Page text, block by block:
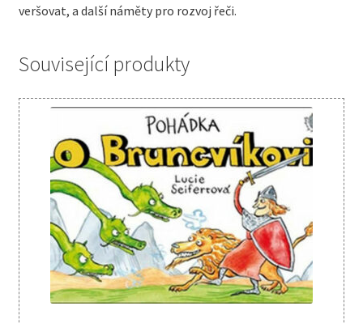
veršovat, a další náměty pro rozvoj řeči.
Související produkty